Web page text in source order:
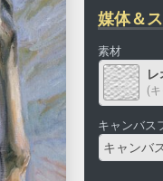
媒体＆
素材
レ
(
キャンバス
キャンバ